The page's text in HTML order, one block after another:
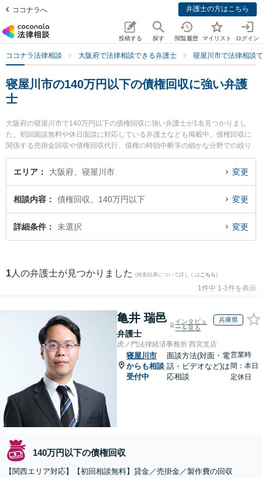
ココナラへ 弁護士の方はこちら
投稿する 探す 閲覧履歴 マイリスト ログイン
ココナラ法律相談 大阪府で法律相談できる弁護士 寝屋川市で法律相談
寝屋川市の140万円以下の債権回収に強い弁護
士
大阪府の寝屋川市で140万円以下の債権回収に強い弁護士が1名見つかりまし
た。初回面談無料や休日面談に対応している弁護士なども掲載中。債権回収に
関係する売掛金回収や債権回収代行、債権の時効中断等の細かな分野での絞り
込み検索もでき便利です。特に北河内総合法律事務所の金尾 基樹弁護士のプロ
フィール情報や弁護士費用、強みなどが注目されています。『寝屋川市で土日
を検索したい』『初回相談無料で140万円以下の債権回収を法律相談できる寝
屋川市内の弁護士に相談予約したい』などでお困りの相談者さんにおすすめで
す。
エリア 大阪府、寝屋川市 変更
相談内容 債権回収、140万円以下 変更
詳細条件 未選択 変更
1 人の弁護士が見つかりました (検索結果について詳しくは こちら)
1件中 1-1件を表示
亀井 瑞邑
弁護士
インタビュ
ーを見る
兵庫県
虎ノ門法律経済事務所 西宮支店
寝屋川市
からも相談
受付中
面談方法(対面・電
話・ビデオなど)は
応相談
営業時
間：本日
定休日
140万円以下の債権回収
【関西エリア対応】【初回相談無料】貸金／売掛金／製作費の回収